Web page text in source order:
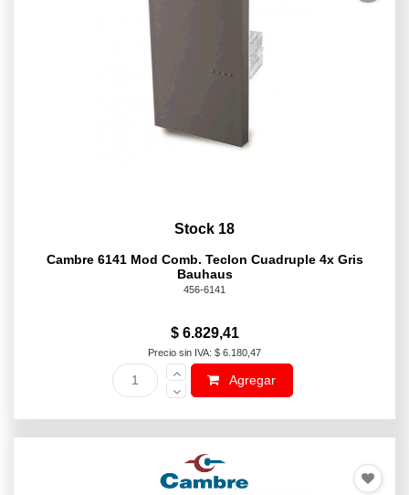
Stock 18
Cambre 6141 Mod Comb. Teclon Cuadruple 4x Gris
Bauhaus
456-6141
$ 6.829,41
Precio sin IVA: $ 6.180,47
Agregar